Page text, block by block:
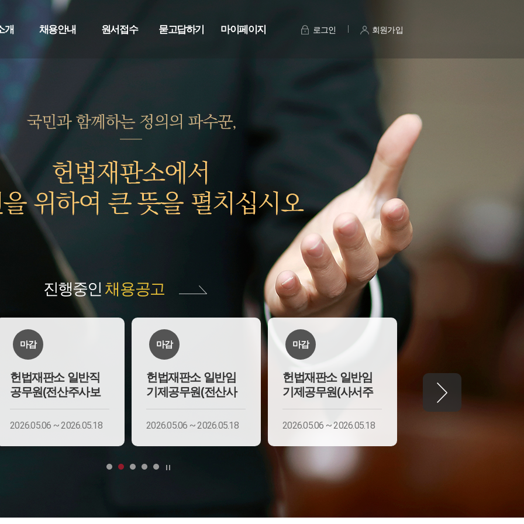
개 채용안내 원서접수 묻고답하기 마이페이지 로그인 회원가입
진행중인 채용공고
헌법재판소 일반직
공무원(전산주사보
마감
2026.05.06 ~ 2026.05.18
헌법재판소 일반임
기제공무원(전산사
마감
2026.05.06 ~ 2026.05.18
헌법재판소 일반임
기제공무원(사서주
마감
2026.05.06 ~ 2026.05.18
헌법재판소 기간제
근로자(시설관리직